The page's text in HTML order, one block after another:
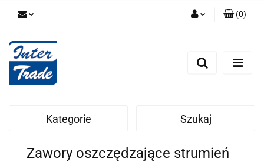
Zarejestruj się
(0)
Kategorie Szukaj
Zawory oszczędzające strumień